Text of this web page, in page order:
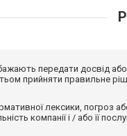
бажають передати досвід
прийняти правильне
лексики, погроз
компанії і / або її